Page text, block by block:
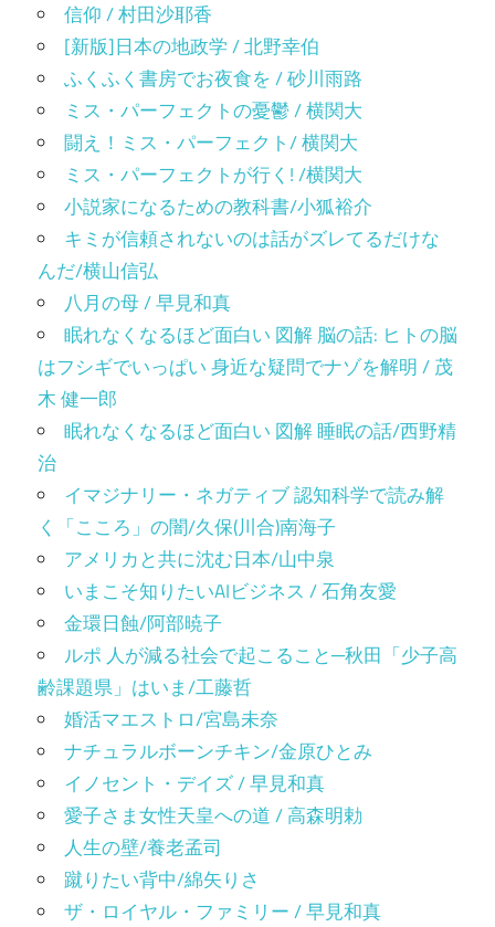
信仰 / 村田沙耶香
[新版]日本の地政学 / 北野幸伯
ふくふく書房でお夜食を / 砂川雨路
ミス・パーフェクトの憂鬱 / 横関大
闘え！ミス・パーフェクト/ 横関大
ミス・パーフェクトが行く! /横関大
小説家になるための教科書/小狐裕介
キミが信頼されないのは話がズレてるだけな
んだ/横山信弘
八月の母 / 早見和真
眠れなくなるほど面白い 図解 脳の話: ヒトの脳
はフシギでいっぱい 身近な疑問でナゾを解明 / 茂
木 健一郎
眠れなくなるほど面白い 図解 睡眠の話/西野精
治
イマジナリー・ネガティブ 認知科学で読み解
く「こころ」の闇/久保(川合)南海子
アメリカと共に沈む日本/山中泉
いまこそ知りたいAIビジネス / 石角友愛
金環日蝕/阿部暁子
ルポ 人が減る社会で起こること─秋田「少子高
齢課題県」はいま/工藤哲
婚活マエストロ/宮島未奈
ナチュラルボーンチキン/金原ひとみ
イノセント・デイズ / 早見和真
愛子さま女性天皇への道 / 高森明勅
人生の壁/養老孟司
蹴りたい背中/綿矢りさ
ザ・ロイヤル・ファミリー / 早見和真